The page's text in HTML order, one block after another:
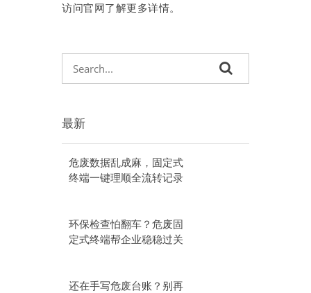
访问官网了解更多详情。
最新
危废数据乱成麻，固定式
终端一键理顺全流转记录
环保检查怕翻车？危废固
定式终端帮企业稳稳过关
还在手写危废台账？别再